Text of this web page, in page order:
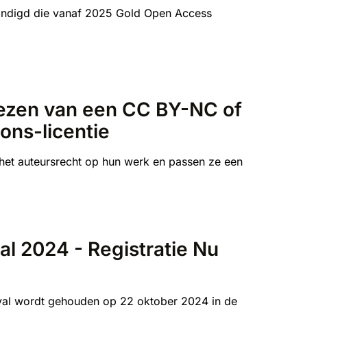
die vanaf 2025 Gold Open Access
van een CC BY-NC of
licentie
auteursrecht op hun werk en passen ze een
2024 - Registratie Nu
wordt gehouden op 22 oktober 2024 in de